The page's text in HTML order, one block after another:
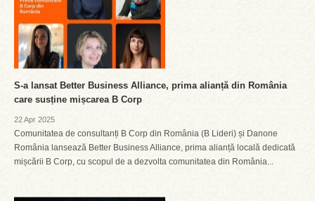
S-a lansat Better Business Alliance, prima alianță din România
care susține mișcarea B Corp
22 Apr 2025
Comunitatea de consultanți B Corp din România (B Lideri) și Danone
România lansează Better Business Alliance, prima alianță locală dedicată
mișcării B Corp, cu scopul de a dezvolta comunitatea din România...